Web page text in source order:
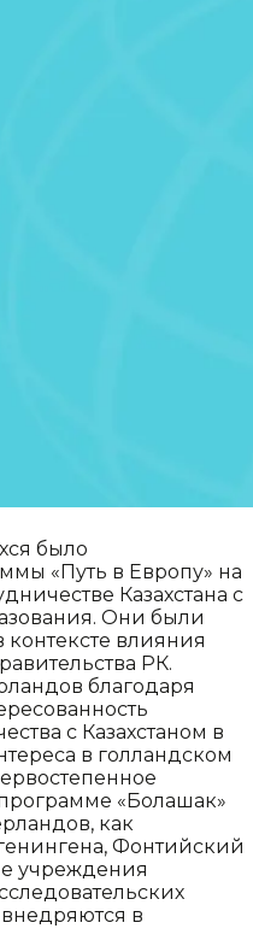
было
«Путь в Европу» на
Казахстана с
Они были
влияния
РК.
благодаря
с Казахстаном в
в голландском
«Болашак»
как
Фонтийский
учреждения
в